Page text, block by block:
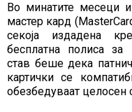
Во минатите месеци
мастер кард
секоја издадена
бесплатна полиса за
став беше дека
картички се
обезбедуваат целосен